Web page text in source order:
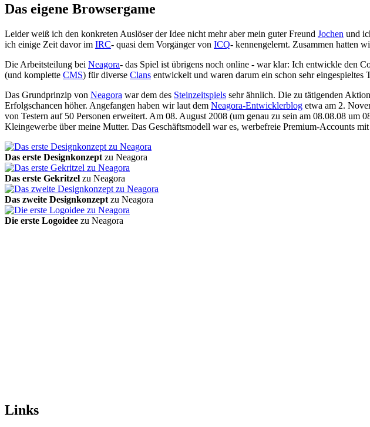
Das eigene Browsergame
Leider weiß ich den konkreten Auslöser der Idee nicht mehr aber mein guter Freund Jochen und
ich einige Zeit davor im IRC- quasi dem Vorgänger von ICQ- kennengelernt. Zusammen hatten
Die Arbeitsteilung bei Neagora- das Spiel ist übrigens noch online - war klar: Ich entwickle den
(und komplette CMS) für diverse Clans entwickelt und waren darum ein schon sehr eingespieltes
Das Grundprinzip von Neagora war dem des Steinzeitspiels sehr ähnlich. Die zu tätigenden
Erfolgschancen höher. Angefangen haben wir laut dem Neagora-Entwicklerblog etwa am 2.
von Testern auf 50 Personen erweitert. Am 08. August 2008 (um genau zu sein am 08.08.08 um
Kleingewerbe über meine Mutter. Das Geschäftsmodell war es, werbefreie Premium-Accounts
Das erste Designkonzept zu Neagora
Das erste Gekritzel zu Neagora
Das zweite Designkonzept zu Neagora
Die erste Logoidee zu Neagora
Links